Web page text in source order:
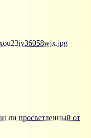
ли просветленный от